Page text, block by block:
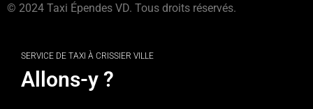
© 2024 Taxi Épendes VD. Tous droits réservés.
SERVICE DE TAXI À CRISSIER VILLE
Allons-y ?